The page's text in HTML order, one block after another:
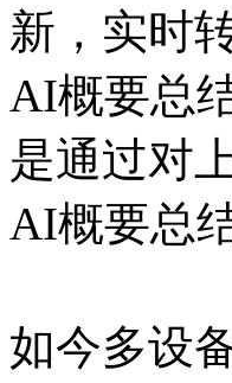
新，实时
AI概要总
是通过对
AI概要总结
如今多设